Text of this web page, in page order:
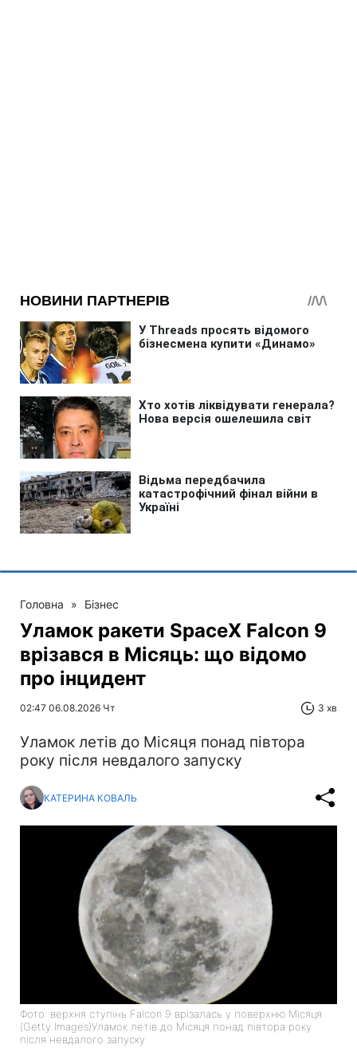
Головна » Бізнес
Уламок ракети SpaceX Falcon 9
врізався в Місяць: що відомо
про інцидент
02:47 06.08.2026 Чт 3 хв
Уламок летів до Місяця понад півтора
року після невдалого запуску
КАТЕРИНА КОВАЛЬ
Фото: верхня ступінь Falcon 9 врізалась у поверхню Місяця
(Getty Images)Уламок летів до Місяця понад півтора року
після невдалого запуску